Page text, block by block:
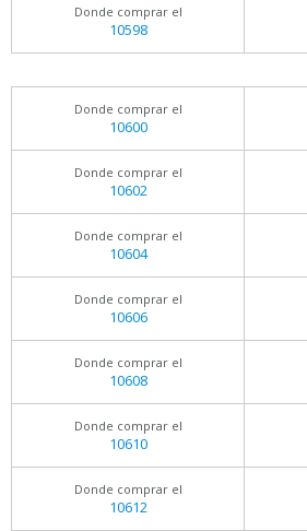
Donde comprar el
10598
Donde comprar el
10600
Donde comprar el
10602
Donde comprar el
10604
Donde comprar el
10606
Donde comprar el
10608
Donde comprar el
10610
Donde comprar el
10612